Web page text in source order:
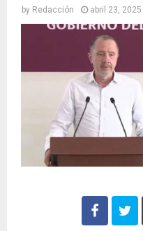
by Redacción abril 23, 2025